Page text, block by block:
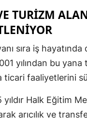
TURIZM
sıra iş
yılından bu yana
ticari faaliyetlerini
yıldır Halk Eğitim
arıcılık ve